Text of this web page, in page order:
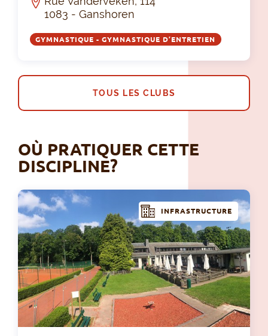
1083 - Ganshoren
GYMNASTIQUE - GYMNASTIQUE D’ENTRETIEN
TOUS LES CLUBS
OÙ PRATIQUER CETTE
DISCIPLINE?
INFRASTRUCTURE